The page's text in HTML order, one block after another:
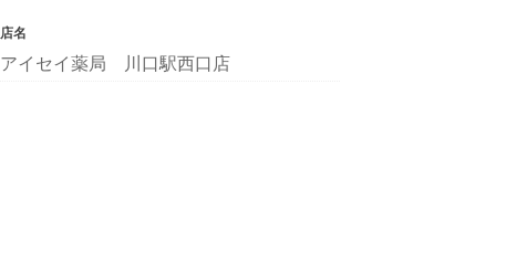
店名
アイセイ薬局 川口駅西口店